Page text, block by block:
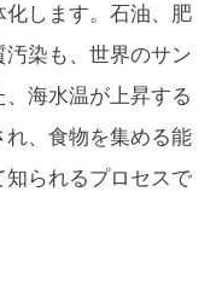
します。石油、肥
染も、世界のサン
海水温が上昇する
れ、食物を集める能
られるプロセスで